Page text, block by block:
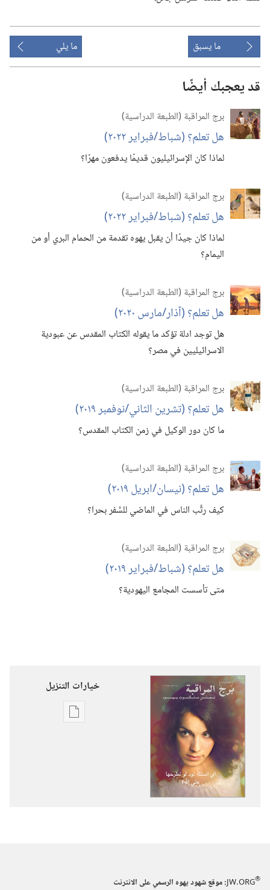
ما يسبق ما يلي
قد يعجبك أيضًا
برج المراقبة (‏الطبعة الدراسية)‏
هل تعلم؟‏ (‏شباط/‏فبراير ٢٠٢٢)‏
لماذا كان الإسرائيليون قديمًا يدفعون مهرًا؟‏
برج المراقبة (‏الطبعة الدراسية)‏
هل تعلم؟‏ (‏شباط/‏فبراير ٢٠٢٢)‏
لماذا كان جيدًا أن يقبل يهوه تقدمة من الحمام البري أو من
اليمام؟‏
برج المراقبة (‏الطبعة الدراسية)‏
هل تعلم؟‏ (‏آذار/‏مارس ٢٠٢٠)‏
هل توجد ادلة تؤكد ما يقوله الكتاب المقدس عن عبودية
الاسرائيليين في مصر؟‏
برج المراقبة (‏الطبعة الدراسية)‏
هل تعلم؟‏ (‏تشرين الثاني/‏نوفمبر ٢٠١٩)‏
ما كان دور الوكيل في زمن الكتاب المقدس؟‏
برج المراقبة (‏الطبعة الدراسية)‏
هل تعلم؟‏ (‏نيسان/‏ابريل ٢٠١٩)‏
كيف رتَّب الناس في الماضي للسَّفر بحرا؟‏
برج المراقبة (‏الطبعة الدراسية)‏
هل تعلم؟‏ (‏شباط/‏فبراير ٢٠١٩)‏
متى تأسست المجامع اليهودية؟‏
خيارات التنزيل
خيارات
JW.ORG®
:‏ موقع شهود يهوه الرسمي على الانترنت